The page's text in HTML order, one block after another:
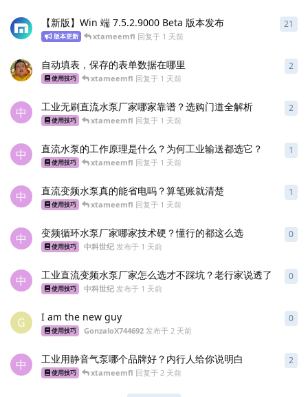
【新版】Win 端 7.5.2.9000 Beta 版本发布
版本更新 xtameemfl 回复于 1 天前
21
自动填表，保存的表单数据在哪里
使用技巧 xtameemfl 回复于 1 天前
2
中 工业无刷直流水泵厂家哪家靠谱？选购门道全解析
使用技巧 xtameemfl 回复于 1 天前
2
中 直流水泵的工作原理是什么？为何工业输送都选它？
使用技巧 xtameemfl 回复于 1 天前
1
中 直流变频水泵真的能省电吗？算笔账就清楚
使用技巧 xtameemfl 回复于 1 天前
1
中 变频循环水泵厂家哪家技术硬？懂行的都这么选
使用技巧 中科世纪 发布于 1 天前
0
中 工业直流变频水泵厂家怎么选才不踩坑？老行家说透了
使用技巧 中科世纪 发布于 1 天前
0
G I am the new guy
使用技巧 GonzaloX744692 发布于2 天前
0
中 工业用静音气泵哪个品牌好？内行人给你说明白
使用技巧 xtameemfl 回复于2 天前
2